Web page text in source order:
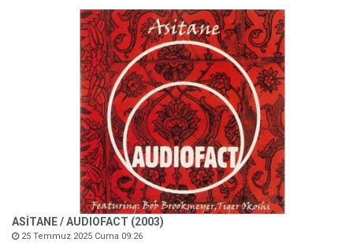
ASİTANE / AUDIOFACT (2003)
25 Temmuz 2025 Cuma 09:26